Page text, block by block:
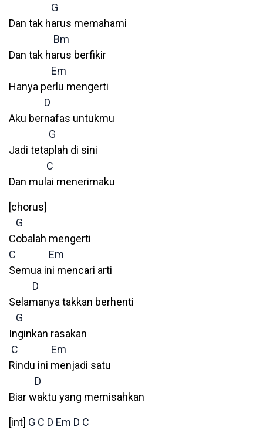
G
Dan tak harus memahami
Bm
Dan tak harus berfikir
Em
Hanya perlu mengerti
D
Aku bernafas untukmu
G
Jadi tetaplah di sini
C
Dan mulai menerimaku
[chorus]
G
Cobalah mengerti
C
Em
Semua ini mencari arti
D
Selamanya takkan berhenti
G
Inginkan rasakan
C
Em
Rindu ini menjadi satu
D
Biar waktu yang memisahkan
[int] G C D Em D C